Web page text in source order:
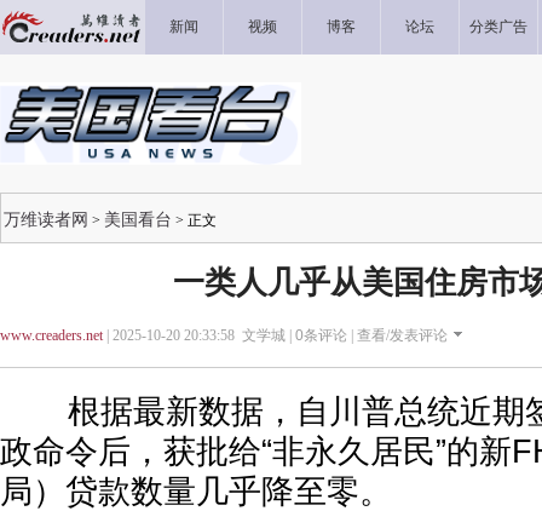
新闻 视频 博客 论坛 分类广告
万维读者网 > 美国看台 > 正文
一类人几乎从美国住房市
www.creaders.net| 2025-10-20 20:33:58 文学城 | 0条评论 | 查看/发表评论
根据最新数据，自川普总统近期
政命令后，获批给“非永久居民”的新
局）贷款数量几乎降至零。